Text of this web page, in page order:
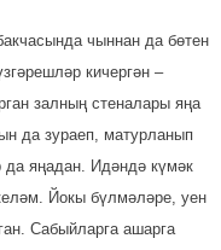
чыннан да бөтен
кичергән –
залның стеналары яңа
да зураеп, матурланып
да яңадан. Идәндә күмәк
Йокы бүлмәләре, уен
Сабыйларга ашарга